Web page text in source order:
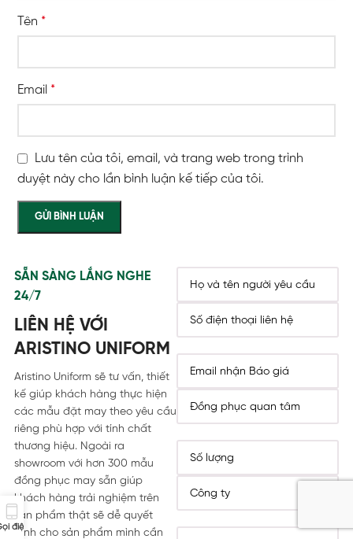
Tên *
Email *
Lưu tên của tôi, email, và trang web trong trình
duyệt này cho lần bình luận kế tiếp của tôi.
SẴN SÀNG LẮNG NGHE
24/7
LIÊN HỆ VỚI
ARISTINO UNIFORM
Aristino Uniform sẽ tư vấn, thiết
kế giúp khách hàng thực hiện
các mẫu đặt may theo yêu cầu
riêng phù hợp với tính chất
thương hiệu. Ngoài ra
showroom với hơn 300 mẫu
đồng phục may sẵn giúp
khách hàng trải nghiệm trên
sản phẩm thật sẽ dễ quyết
định cho sản phẩm mình cần
điện